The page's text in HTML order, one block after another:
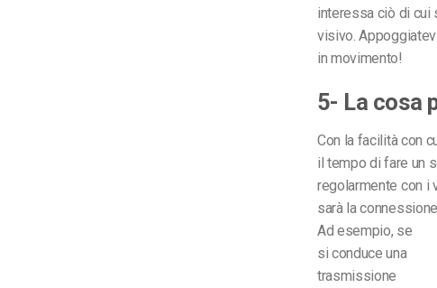
interessa ciò di cui
visivo.
in movimento!
5- La cosa
Con la facilità con
il tempo di fare un
regolarmente con i
sarà la
Ad esempio, se
si conduce una
trasmissione